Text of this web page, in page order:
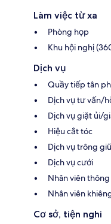
Làm việc từ xa
Phòng họp
Khu hội nghị
Dịch vụ
Quầy tiếp tân
Dịch vụ tư vấn/
Dịch vụ giặt ủi/
Hiệu cắt tóc
Dịch vụ trông
Dịch vụ cưới
Nhân viên
Nhân viên
Cơ sở, tiện nghi